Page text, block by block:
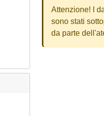
Attenzione! I
sono stati
da parte